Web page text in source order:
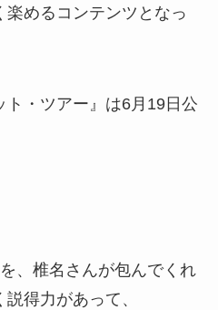
楽めるコンテンツとなっ
ト・ツアー』は6月19日公
、椎名さんが包んでくれ
得力があって、